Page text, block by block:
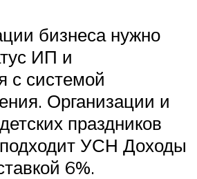
бизнеса нужно
ИП и
с системой
Организации и
праздников
УСН Доходы
6%.